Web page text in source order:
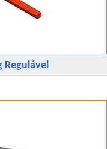
Regulável